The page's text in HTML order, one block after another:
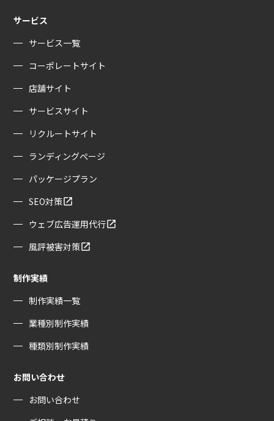
サービス
サービス一覧
コーポレートサイト
店舗サイト
サービスサイト
リクルートサイト
ランディングぺージ
パッケージプラン
SEO対策
ウェブ広告運用代行
風評被害対策
制作実績
制作実績一覧
業種別制作実績
種類別制作実績
お問い合わせ
お問い合わせ